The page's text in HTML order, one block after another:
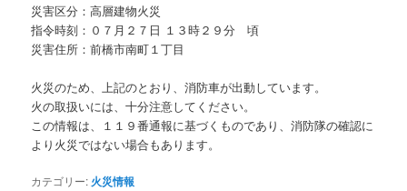
災害区分：高層建物火災
指令時刻：０７月２７日 １３時２９分 頃
災害住所：前橋市南町１丁目
火災のため、上記のとおり、消防車が出動しています。
火の取扱いには、十分注意してください。
この情報は、１１９番通報に基づくものであり、消防隊の確認に
より火災ではない場合もあります。
カテゴリー: 火災情報